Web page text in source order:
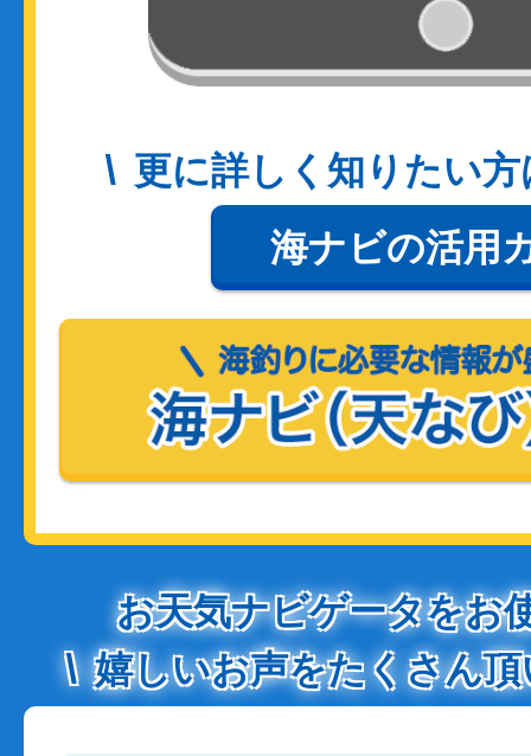
更に詳しく知りたい
海ナビの活用
お天気ナビゲータをお
嬉しいお声をたくさん